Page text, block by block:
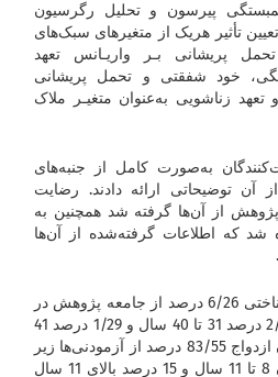
پیرسون و تحلیل رگرسیون
تأثیر هریک از متغیرهای سبک‌های
پریشانی بـر واریـانس تعهد
خود شفقتی و تحمل پریشانی
تعهد زناشویی به‌عنوان متغیـر ملاک
به‌صورت کامل از جنبه‌های
توضیحاتی ارائه دادند. رضایت
از آن‌ها گرفته شد همچنین به
شد که اطلاعات گرفته‌شده از آن‌ها
ازنظر خصوصیات جمعیت شناختی 6/26 درصد از جامعه پژوهش در
گروه سنی 20 تا 30 سال،2/44 درصد 31 تا 40 سال و 1/29 درصد 41
تا 50 سال بوده‌اند. مدت‌زمان ازدواج 83/55 درصد از آزمودنی‌ها زیر
7 سال، 16/29 درصد در میان 8 تا 11 سال و 15 درصد بالای 11 سال